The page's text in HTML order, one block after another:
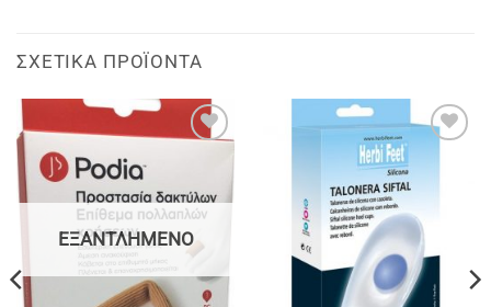
ΣΧΕΤΙΚΆ ΠΡΟΪΌΝΤΑ
ΕΞΑΝΤΛΗΜΈΝΟ